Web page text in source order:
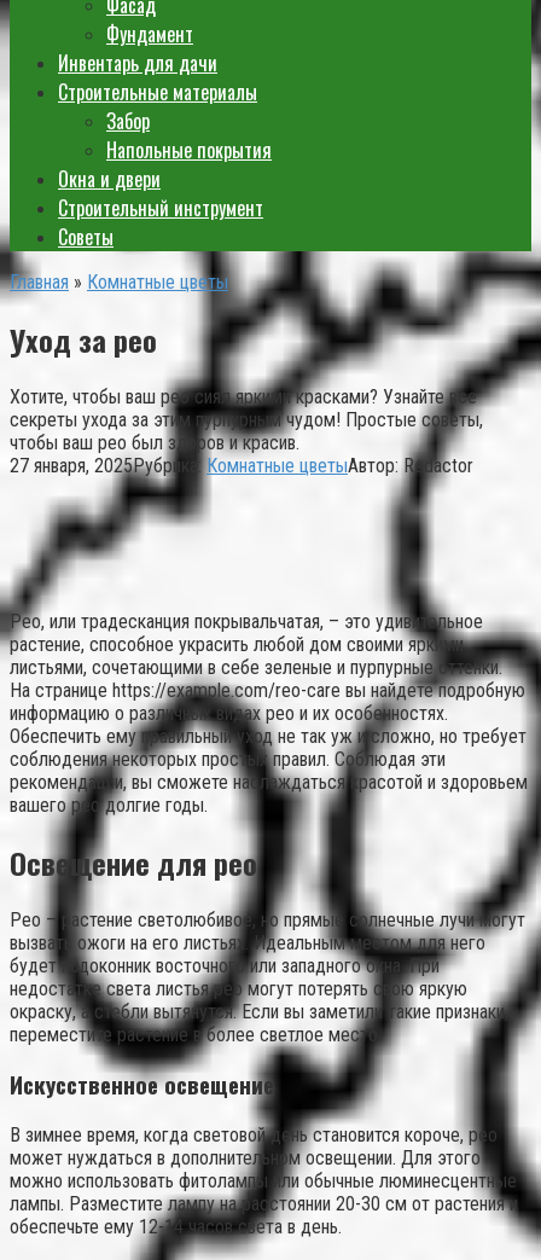
Фундамент
Инвентарь для дачи
Строительные материалы
Забор
Напольные покрытия
Окна и двери
Строительный инструмент
Советы
Главная » Комнатные цветы
Уход за рео
Хотите, чтобы ваш рео сиял яркими красками? Узнайте все
секреты ухода за этим пурпурным чудом! Простые советы,
чтобы ваш рео был здоров и красив.
27 января, 2025Рубрика: Комнатные цветыАвтор: Redactor
Рео, или традесканция покрывальчатая, – это удивительное
растение, способное украсить любой дом своими яркими
листьями, сочетающими в себе зеленые и пурпурные оттенки.
На странице https://example.com/reo-care вы найдете подробную
информацию о различных видах рео и их особенностях.
Обеспечить ему правильный уход не так уж и сложно, но требует
соблюдения некоторых простых правил. Соблюдая эти
рекомендации, вы сможете наслаждаться красотой и здоровьем
вашего рео долгие годы.
Освещение для рео
Рео – растение светолюбивое, но прямые солнечные лучи могут
вызвать ожоги на его листьях. Идеальным местом для него
будет подоконник восточного или западного окна. При
недостатке света листья рео могут потерять свою яркую
окраску, а стебли вытянутся. Если вы заметили такие признаки,
переместите растение в более светлое место.
Искусственное освещение
В зимнее время, когда световой день становится короче, рео
может нуждаться в дополнительном освещении. Для этого
можно использовать фитолампы или обычные люминесцентные
лампы. Разместите лампу на расстоянии 20-30 см от растения и
обеспечьте ему 12-14 часов света в день.